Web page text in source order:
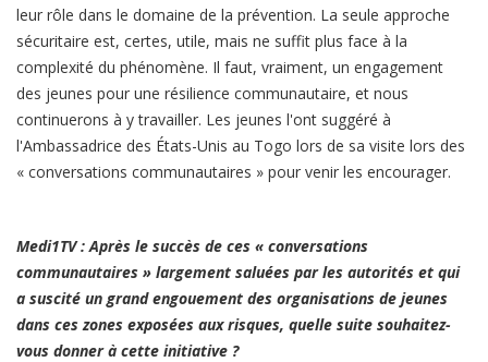
leur rôle dans le domaine de la prévention. La seule approche
sécuritaire est, certes, utile, mais ne suffit plus face à la
complexité du phénomène. Il faut, vraiment, un engagement
des jeunes pour une résilience communautaire, et nous
continuerons à y travailler. Les jeunes l'ont suggéré à
l'Ambassadrice des États-Unis au Togo lors de sa visite lors des
« conversations communautaires » pour venir les encourager.
Medi1TV : Après le succès de ces « conversations
communautaires » largement saluées par les autorités et qui
a suscité un grand engouement des organisations de jeunes
dans ces zones exposées aux risques, quelle suite souhaitez-
vous donner à cette initiative ?